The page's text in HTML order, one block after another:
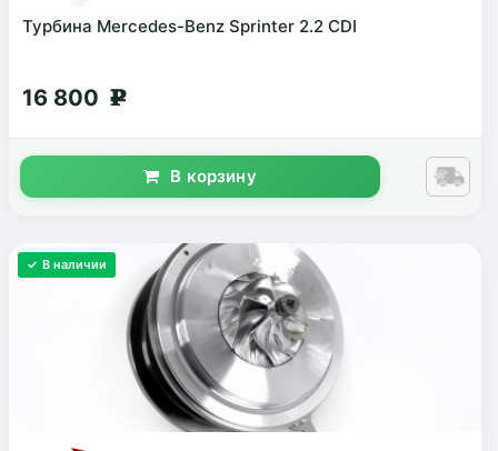
Турбина Mercedes-Benz Sprinter 2.2 CDI
16 800 g
В корзину
✓ В наличии